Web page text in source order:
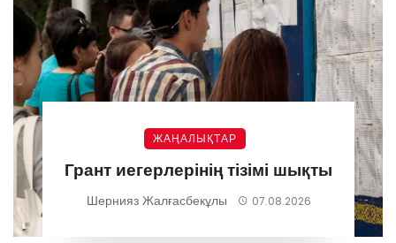
ЖАҢАЛЫҚТАР
Грант иегерлерінің тізімі шықты
Шернияз Жалғасбекұлы 07.08.2026